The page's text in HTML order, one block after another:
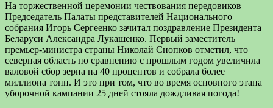
На торжественной церемонии чествования передовиков
Председатель Палаты представителей Национального
собрания Игорь Сергеенко зачитал поздравление Президента
Беларуси Александра Лукашенко. Первый заместитель
премьер-министра страны Николай Снопков отметил, что
северная область по сравнению с прошлым годом увеличила
валовой сбор зерна на 40 процентов и собрала более
миллиона тонн. И это при том, что во время основного этапа
уборочной кампании 25 дней стояла дождливая погода!